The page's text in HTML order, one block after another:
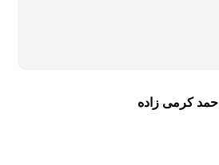
احمد کرمی زاده